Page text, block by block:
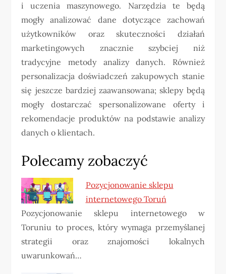
i uczenia maszynowego. Narzędzia te będą
mogły analizować dane dotyczące zachowań
użytkowników oraz skuteczności działań
marketingowych znacznie szybciej niż
tradycyjne metody analizy danych. Również
personalizacja doświadczeń zakupowych stanie
się jeszcze bardziej zaawansowana; sklepy będą
mogły dostarczać spersonalizowane oferty i
rekomendacje produktów na podstawie analizy
danych o klientach.
Polecamy zobaczyć
Pozycjonowanie sklepu
internetowego Toruń
Pozycjonowanie sklepu internetowego w
Toruniu to proces, który wymaga przemyślanej
strategii oraz znajomości lokalnych
uwarunkowań…